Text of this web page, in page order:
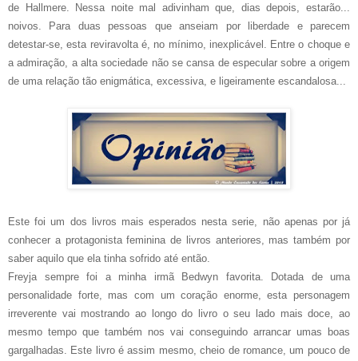
de Hallmere. Nessa noite mal adivinham que, dias depois, estarão...
noivos. Para duas pessoas que anseiam por liberdade e parecem
detestar-se, esta reviravolta é, no mínimo, inexplicável. Entre o choque e
a admiração, a alta sociedade não se cansa de especular sobre a origem
de uma relação tão enigmática, excessiva, e ligeiramente escandalosa...
Este foi um dos livros mais esperados nesta serie, não apenas por já
conhecer a protagonista feminina de livros anteriores, mas também por
saber aquilo que ela tinha sofrido até então.
Freyja sempre foi a minha irmã Bedwyn favorita. Dotada de uma
personalidade forte, mas com um coração enorme, esta personagem
irreverente vai mostrando ao longo do livro o seu lado mais doce, ao
mesmo tempo que também nos vai conseguindo arrancar umas boas
gargalhadas. Este livro é assim mesmo, cheio de romance, um pouco de